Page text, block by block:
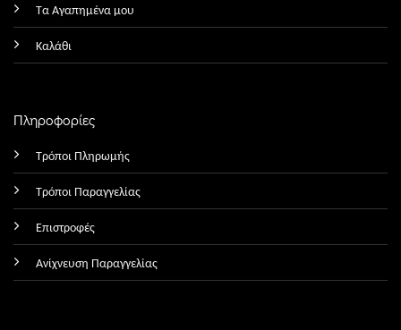
Τα Αγαπημένα μου
Καλάθι
Πληροφορίες
Τρόποι Πληρωμής
Τρόποι Παραγγελίας
Επιστροφές
Ανίχνευση Παραγγελίας